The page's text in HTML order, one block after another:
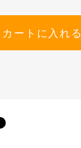
カートに入れる